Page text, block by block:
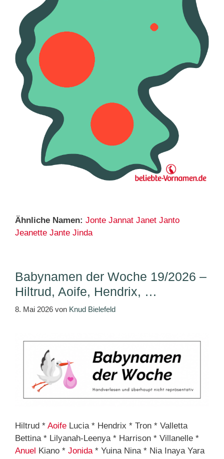
Ähnliche Namen: Jonte Jannat Janet Janto
Jeanette Jante Jinda
Babynamen der Woche 19/2026 –
Hiltrud, Aoife, Hendrix, …
8. Mai 2026 von Knud Bielefeld
Hiltrud * Aoife Lucia * Hendrix * Tron * Valletta
Bettina * Lilyanah-Leenya * Harrison * Villanelle *
Anuel Kiano * Jonida * Yuina Nina * Nia Inaya Yara